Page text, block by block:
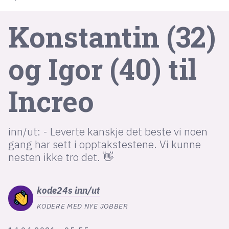
Konstantin (32)
og Igor (40) til
Increo
inn/ut: - Leverte kanskje det beste vi noen
gang har sett i opptakstestene. Vi kunne
nesten ikke tro det. 👋
kode24s inn/ut
KODERE MED NYE JOBBER
lys modus
nyhetsbrev
kode24-klubben
LinkedIn
Bluesky
Facebook
annonseguide
suksesshistorier